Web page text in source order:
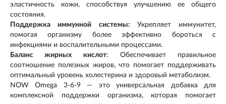
эластичность кожи, способствуя улучшению ее общего
состояния.
Поддержка иммунной системы: Укрепляет иммунитет,
помогая организму более эффективно бороться с
инфекциями и воспалительными процессами.
Баланс жирных кислот: Обеспечивает правильное
соотношение полезных жиров, что помогает поддерживать
оптимальный уровень холестерина и здоровый метаболизм.
NOW Omega 3-6-9 — это универсальная добавка для
комплексной поддержки организма, которая помогает